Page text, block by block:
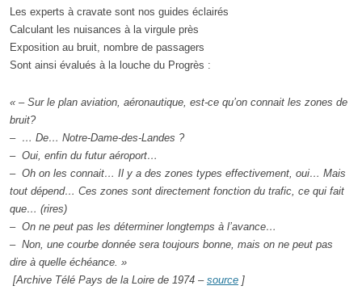
Les experts à cravate sont nos guides éclairés
Calculant les nuisances à la virgule près
Exposition au bruit, nombre de passagers
Sont ainsi évalués à la louche du Progrès :
« – Sur le plan aviation, aéronautique, est-ce qu’on connait les zones de
bruit?
– … De… Notre-Dame-des-Landes ?
– Oui, enfin du futur aéroport…
– Oh on les connait… Il y a des zones types effectivement, oui… Mais
tout dépend… Ces zones sont directement fonction du trafic, ce qui fait
que… (rires)
– On ne peut pas les déterminer longtemps à l’avance…
– Non, une courbe donnée sera toujours bonne, mais on ne peut pas
dire à quelle échéance. »
[Archive Télé Pays de la Loire de 1974 – source ]